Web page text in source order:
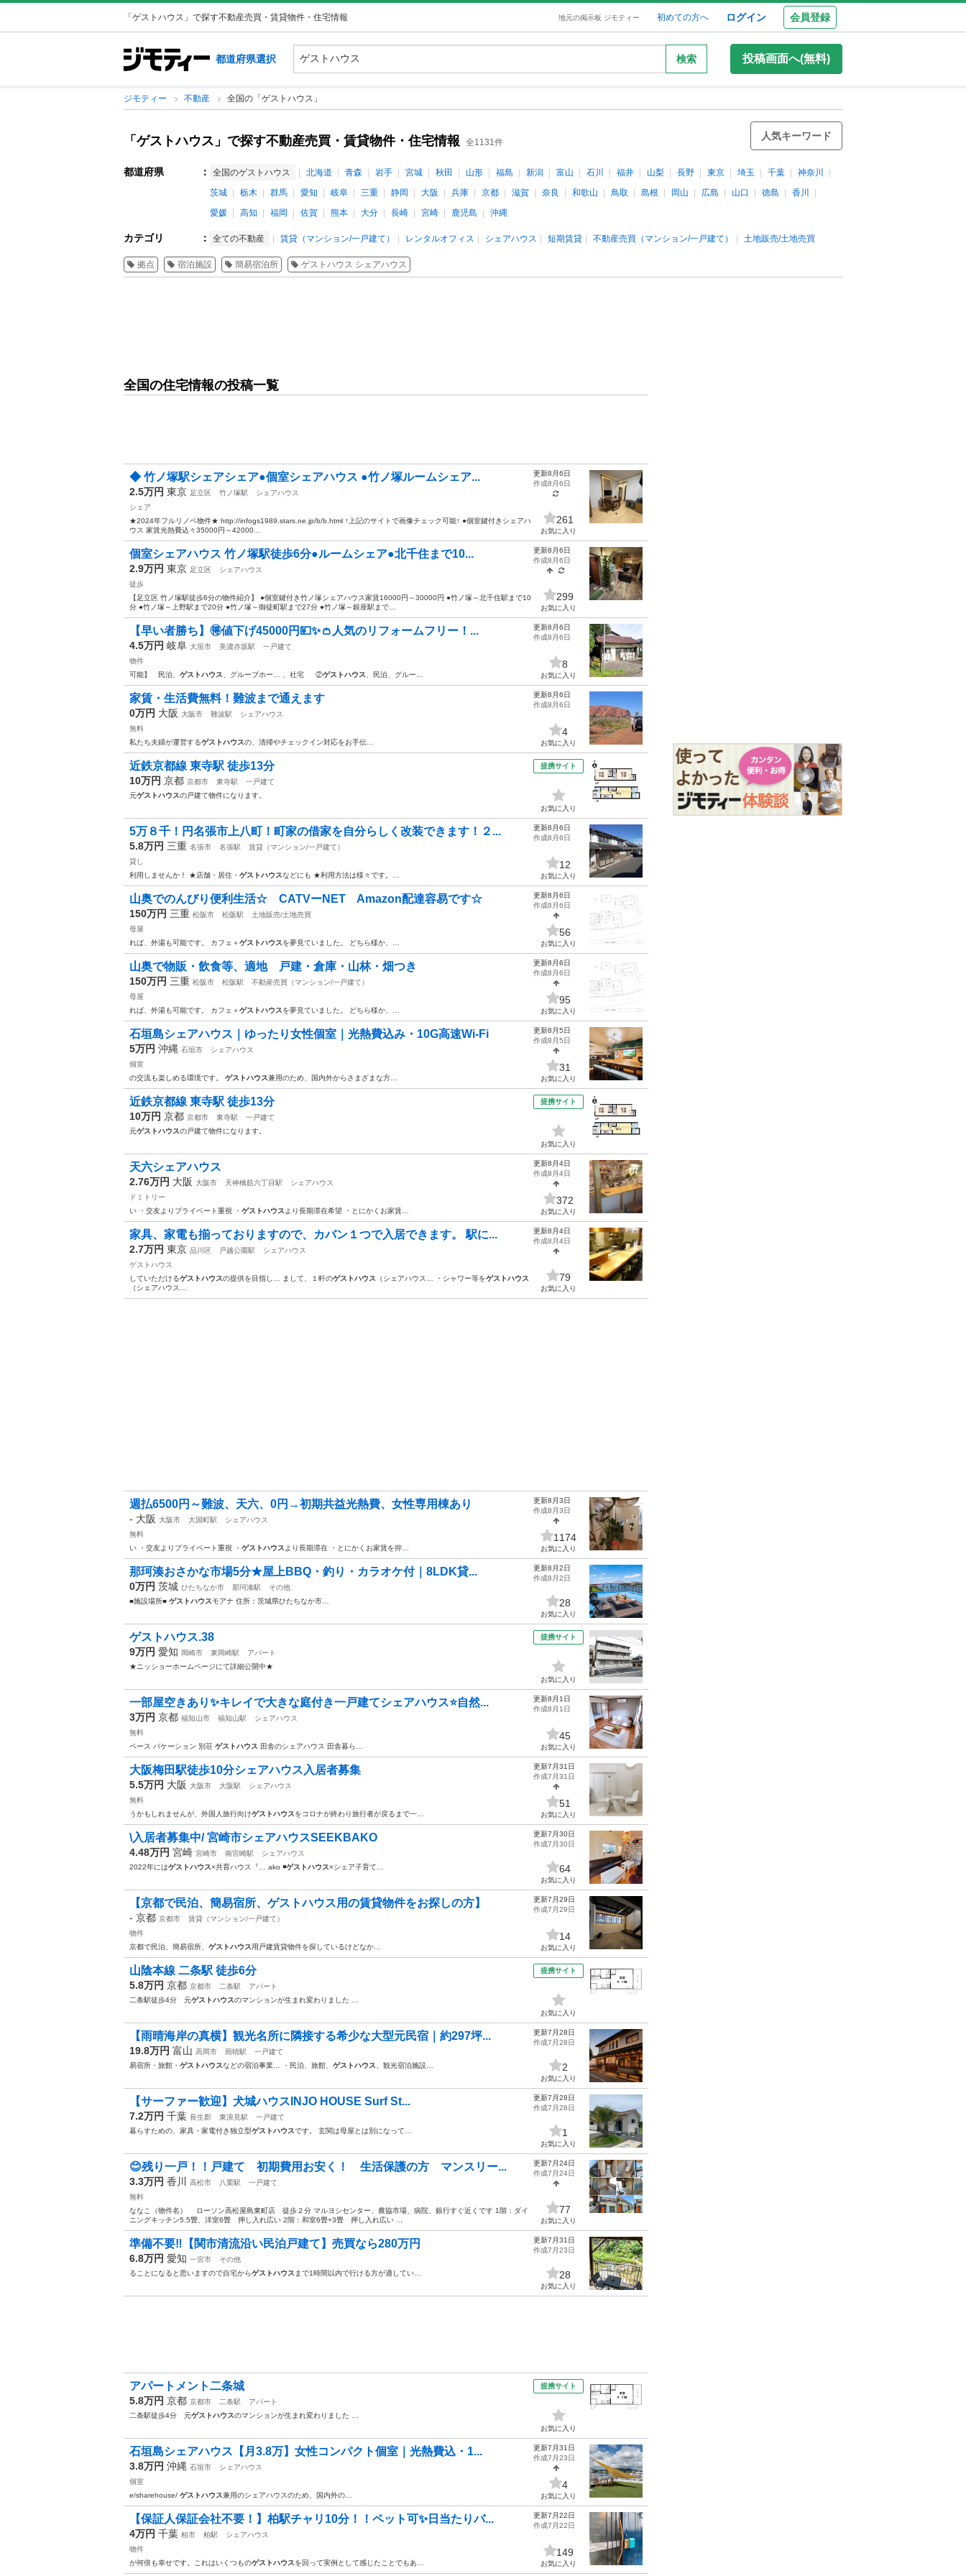
「ゲストハウス」で探す不動産売買・賃貸物件・住宅情報 地元の掲示板 ジモティー 初めての方へ ログイン 会員登録
都道府県選択 検索 投稿画面へ(無料)
ジモティー 不動産 全国の「ゲストハウス」
「ゲストハウス」で探す不動産売買・賃貸物件・住宅情報 全1131件
人気キーワード
都道府県 ： 全国のゲストハウス 北海道 青森 岩手 宮城 秋田 山形 福島 新潟 富山 石川 福井 山梨 長野 東京 埼玉 千葉
神奈川
茨城
栃木 群馬 愛知 岐阜 三重 静岡 大阪 兵庫 京都 滋賀 奈良 和歌山 鳥取 島根 岡山 広島 山口 徳島
香川
愛媛
高知 福岡 佐賀 熊本 大分 長崎 宮崎 鹿児島 沖縄
カテゴリ ： 全ての不動産 賃貸（マンション/一戸建て） レンタルオフィス シェアハウス 短期賃貸 不動産売買（マンション/一戸建て） 土地販売/土地売買
拠点 宿泊施設 簡易宿泊所 ゲストハウス シェアハウス
全国の住宅情報の投稿一覧
◆ 竹ノ塚駅シェアシェア●個室シェアハウス ●竹ノ塚ルームシェア...
2.5万円 東京 足立区 竹ノ塚駅
シェアハウス
シェア
★2024年フルリノベ物件★ http://infogs1989.stars.ne.jp/b/b.html ↑上記のサイトで画像チェック可能↑ ●個室鍵付きシェアハ
ウス 家賃光熱費込々35000円～42000...
更新8月6日
作成8月6日
261
お気に入り
個室シェアハウス 竹ノ塚駅徒歩6分●ルームシェア●北千住まで10...
2.9万円 東京 足立区
シェアハウス
徒歩
【足立区 竹ノ塚駅徒歩6分の物件紹介】 ●個室鍵付き竹ノ塚シェアハウス家賃16000円～30000円 ●竹ノ塚～北千住駅まで10
分 ●竹ノ塚～上野駅まで20分 ●竹ノ塚～御徒町駅まで27分 ●竹ノ塚～銀座駅まで...
更新8月6日
作成8月6日
299
お気に入り
【早い者勝ち】🉐値下げ45000円💴✨👛人気のリフォームフリー！...
4.5万円 岐阜 大垣市 美濃赤坂駅
一戸建て
物件
可能】 民泊、 ゲストハウス 、グループホー… 、社宅 ②ゲストハウス 、民泊、グルー…
更新8月6日
作成8月6日
8
お気に入り
家賃・生活費無料！難波まで通えます
0万円 大阪 大阪市 難波駅
シェアハウス
無料
私たち夫婦が運営するゲストハウスの、清掃やチェックイン対応をお手伝…
更新8月6日
作成8月6日
4
お気に入り
近鉄京都線 東寺駅 徒歩13分
10万円 京都 京都市 東寺駅
一戸建て
元ゲストハウスの戸建て物件になります。
提携サイト
お気に入り
5万８千！円名張市上八町！町家の借家を自分らしく改装できます！２...
5.8万円 三重 名張市 名張駅
賃貸（マンション/一戸建て）
貸し
利用しませんか！ ★店舗・居住・ ゲストハウスなどにも ★利用方法は様々です。…
更新8月6日
作成8月6日
12
お気に入り
山奥でのんびり便利生活☆ CATVーNET Amazon配達容易です☆
150万円 三重 松阪市 松阪駅
土地販売/土地売買
母屋
れば、外湯も可能です。 カフェ＋ゲストハウスを夢見ていました。 どちら様か、…
更新8月6日
作成8月6日
56
お気に入り
山奥で物販・飲食等、適地 戸建・倉庫・山林・畑つき
150万円 三重 松阪市 松阪駅
不動産売買（マンション/一戸建て）
母屋
れば、外湯も可能です。 カフェ＋ゲストハウスを夢見ていました。 どちら様か、…
更新8月6日
作成8月6日
95
お気に入り
石垣島シェアハウス｜ゆったり女性個室｜光熱費込み・10G高速Wi-Fi
5万円 沖縄 石垣市
シェアハウス
個室
の交流も楽しめる環境です。 ゲストハウス兼用のため、国内外からさまざまな方…
更新8月5日
作成8月5日
31
お気に入り
近鉄京都線 東寺駅 徒歩13分
10万円 京都 京都市 東寺駅
一戸建て
元ゲストハウスの戸建て物件になります。
提携サイト
お気に入り
天六シェアハウス
2.76万円 大阪 大阪市 天神橋筋六丁目駅
シェアハウス
ドミトリー
い ・交友よりプライベート重視 ・ ゲストハウス より長期滞在希望 ・とにかくお家賃…
更新8月4日
作成8月4日
372
お気に入り
家具、家電も揃っておりますので、カバン１つで入居できます。 駅に...
2.7万円 東京 品川区 戸越公園駅
シェアハウス
ゲストハウス
していただけるゲストハウスの提供を目指し… まして、１軒のゲストハウス （シェアハウス… ・シャワー等をゲストハウス
（シェアハウス…
更新8月4日
作成8月4日
79
お気に入り
週払6500円～難波、天六、0円→初期共益光熱費、女性専用棟あり
- 大阪 大阪市 大国町駅
シェアハウス
無料
い ・交友よりプライベート重視 ・ ゲストハウス より長期滞在 ・とにかくお家賃を抑…
更新8月3日
作成8月3日
1174
お気に入り
那珂湊おさかな市場5分★屋上BBQ・釣り・カラオケ付｜8LDK貸...
0万円 茨城 ひたちなか市 那珂湊駅
その他
■施設場所■ ゲストハウスモアナ 住所：茨城県ひたちなか市…
更新8月2日
作成8月2日
28
お気に入り
ゲストハウス.38
9万円 愛知 岡崎市 東岡崎駅
アパート
★ニッショーホームページにて詳細公開中★
提携サイト
お気に入り
一部屋空きあり✨キレイで大きな庭付き一戸建てシェアハウス⭐️自然...
3万円 京都 福知山市 福知山駅
シェアハウス
無料
ペース バケーション 別荘 ゲストハウス 田舎のシェアハウス 田舎暮ら…
更新8月1日
作成8月1日
45
お気に入り
大阪梅田駅徒歩10分シェアハウス入居者募集
5.5万円 大阪 大阪市 大阪駅
シェアハウス
無料
うかもしれませんが、外国人旅行向けゲストハウスをコロナが終わり旅行者が戻るまで一…
更新7月31日
作成7月31日
51
お気に入り
\入居者募集中/ 宮崎市シェアハウスSEEKBAKO
4.48万円 宮崎 宮崎市 南宮崎駅
シェアハウス
2022年にはゲストハウス×共育ハウス『… ako ◾️ゲストハウス×シェア子育て…
更新7月30日
作成7月30日
64
お気に入り
【京都で民泊、簡易宿所、ゲストハウス用の賃貸物件をお探しの方】
- 京都 京都市
賃貸（マンション/一戸建て）
物件
京都で民泊、簡易宿所、 ゲストハウス用戸建賃貸物件を探しているけどなか…
更新7月29日
作成7月29日
14
お気に入り
山陰本線 二条駅 徒歩6分
5.8万円 京都 京都市 二条駅
アパート
二条駅徒歩4分 元ゲストハウスのマンションが生まれ変わりました …
提携サイト
お気に入り
【雨晴海岸の真横】観光名所に隣接する希少な大型元民宿｜約297坪...
19.8万円 富山 高岡市 雨晴駅
一戸建て
易宿所・旅館・ ゲストハウスなどの宿泊事業… ・民泊、旅館、 ゲストハウス 、観光宿泊施設…
更新7月28日
作成7月28日
2
お気に入り
【サーファー歓迎】犬城ハウスINJO HOUSE Surf St...
7.2万円 千葉 長生郡 東浪見駅
一戸建て
暮らすための、家具・家電付き独立型ゲストハウスです。 玄関は母屋とは別になって…
更新7月28日
作成7月28日
1
お気に入り
😊残り一戸！！戸建て 初期費用お安く！ 生活保護の方 マンスリー...
3.3万円 香川 高松市 八栗駅
一戸建て
無料
ななこ（物件名） ローソン高松屋島東町店 徒歩２分 マルヨシセンター、農協市場、病院、銀行すぐ近くです 1階：ダイ
ニングキッチン5.5畳、洋室6畳 押し入れ広い 2階：和室6畳+3畳 押し入れ広い ...
更新7月24日
作成7月24日
77
お気に入り
準備不要‼️【関市清流沿い民泊戸建て】売買なら280万円
6.8万円 愛知 一宮市
その他
ることになると思いますので自宅からゲストハウス まで1時間以内で行ける方が適してい…
更新7月31日
作成7月23日
28
お気に入り
アパートメント二条城
5.8万円 京都 京都市 二条駅
アパート
二条駅徒歩4分 元ゲストハウスのマンションが生まれ変わりました …
提携サイト
お気に入り
石垣島シェアハウス【月3.8万】女性コンパクト個室｜光熱費込・1...
3.8万円 沖縄 石垣市
シェアハウス
個室
e/sharehouse/ ゲストハウス兼用のシェアハウスのため、国内外の…
更新7月31日
作成7月23日
4
お気に入り
【保証人保証会社不要！】柏駅チャリ10分！！ペット可✨日当たりバ...
4万円 千葉 柏市 柏駅
シェアハウス
物件
が何倍も幸せです。これはいくつものゲストハウスを回って実例として感じたことでもあ…
更新7月22日
作成7月22日
149
お気に入り